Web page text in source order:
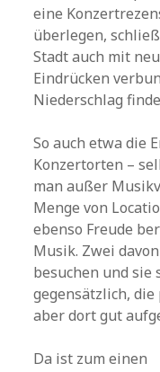
eine
überlegen,
Stadt auch mit
Eindrücken
Niederschlag
So auch etwa die
Konzertorten –
man außer
Menge von
ebenso Freude
Musik. Zwei
besuchen und
gegensätzlich,
aber dort gut
Da ist zum einen